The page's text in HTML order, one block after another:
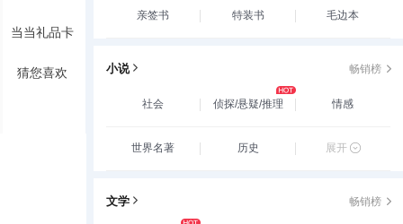
当当礼品卡
猜您喜欢
亲签书 特装书 毛边本
小说 畅销榜
社会 侦探/悬疑/推理 情感
世界名著 历史 展开
文学 畅销榜